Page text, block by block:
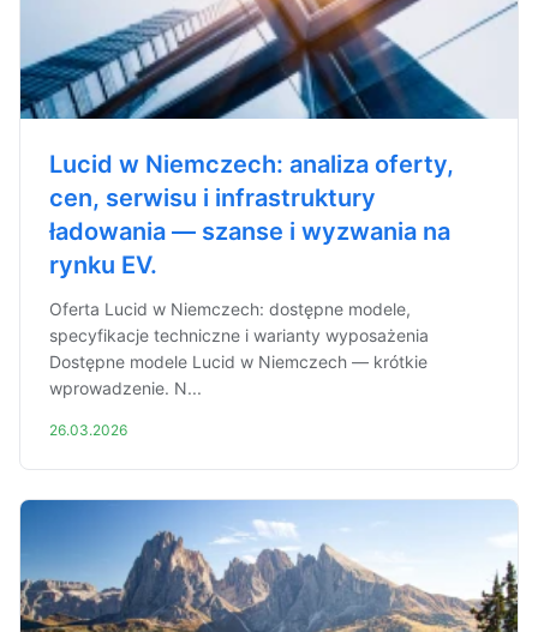
Lucid w Niemczech: analiza oferty,
cen, serwisu i infrastruktury
ładowania — szanse i wyzwania na
rynku EV.
Oferta Lucid w Niemczech: dostępne modele,
specyfikacje techniczne i warianty wyposażenia
Dostępne modele Lucid w Niemczech — krótkie
wprowadzenie. N...
26.03.2026